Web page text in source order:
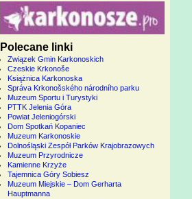
Polecane linki
Związek Gmin Karkonoskich
Czeskie Krkonoše
Książnica Karkonoska
Správa Krkonošského národního parku
Muzeum Sportu i Turystyki
PTTK Jelenia Góra
Powiat Jeleniogórski
Dom Spotkań Kopaniec
Muzeum Karkonoskie
Dolnośląski Zespół Parków Krajobrazowych
Muzeum Przyrodnicze
Kamienne Krzyże
Tajemnica Góry Sobiesz
Muzeum Miejskie – Dom Gerharta
Hauptmanna